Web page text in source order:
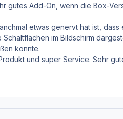
gutes Add-On, wenn die Box-
etwas genervt hat ist,
im Bildschirm
könnte.
und super Service. Sehr